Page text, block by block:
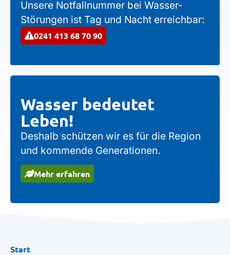
Unsere Notfallnummer bei Wasser-
Störungen ist Tag und Nacht erreichbar:
0241 413 68 70 90
Wasser bedeutet
Leben!
Deshalb schützen wir es für die Region
und kommende Generationen.
Mehr erfahren
Start